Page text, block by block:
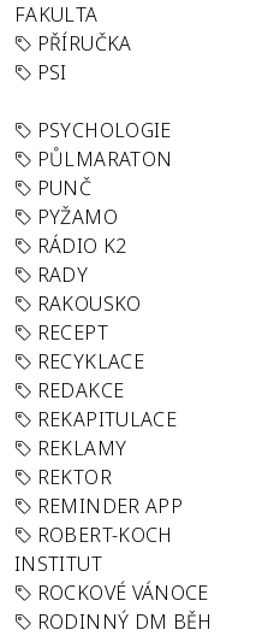
FAKULTA
PŘÍRUČKA
PSI
PSYCHOLOGIE
PŮLMARATON
PUNČ
PYŽAMO
RÁDIO K2
RADY
RAKOUSKO
RECEPT
RECYKLACE
REDAKCE
REKAPITULACE
REKLAMY
REKTOR
REMINDER APP
ROBERT-KOCH
INSTITUT
ROCKOVÉ VÁNOCE
RODINNÝ DM BĚH